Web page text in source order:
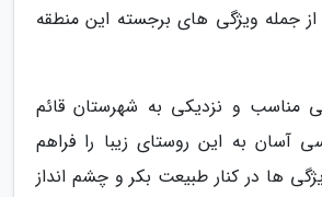
جمله ویژگی های برجسته این منطقه
مناسب و نزدیکی به شهرستان قائم
آسان به این روستای زیبا را فراهم
ها در کنار طبیعت بکر و چشم انداز